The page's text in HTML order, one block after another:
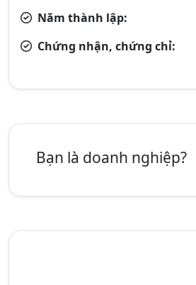
Năm thành lập:
Chứng nhận, chứng chỉ:
Bạn là doanh nghiệp?